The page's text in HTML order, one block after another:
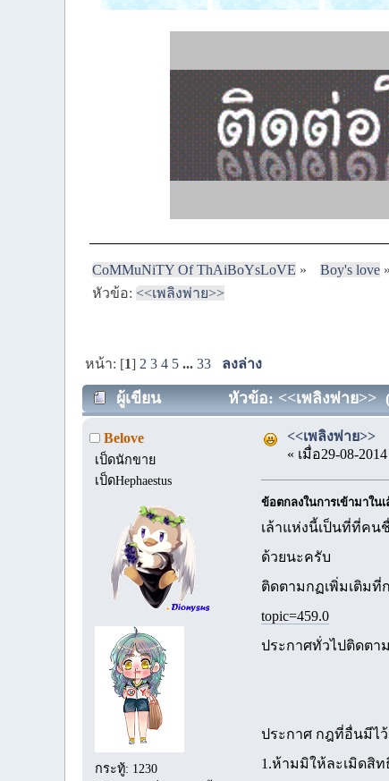
CoMMuNiTY Of ThAiBoYsLoVE » Boy's love»
หัวข้อ:<<เพลิงพ่าย>>
หน้า: [1] 2 3 4 5 ...33 ลงล่าง
ผู้เขียน หัวข้อ: <<เพลิงพ่าย>>
Belove
เป็ดนักขาย
เป็ดHephaestus
กระทู้: 1230
<<เพลิงพ่าย>>
« เมื่อ29-08-
ข้อตกลงในการเข้ามาใ
เล้าแห่งนี้เป็นที่ที่คน
ด้วยนะครับ
ติดตามกฏเพิ่มเติมที่
topic=459.0
ประกาศทั่วไปติดตา
ประกาศ กฎที่อื่นมีไ
1.ห้ามมิให้ละเมิดสิ